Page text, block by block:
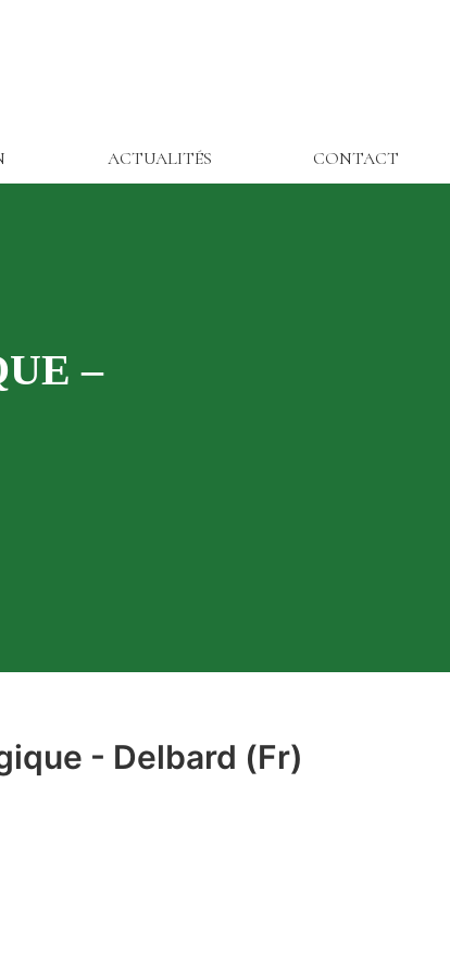
ACTUALITÉS CONTACT
–
- Delbard (Fr)